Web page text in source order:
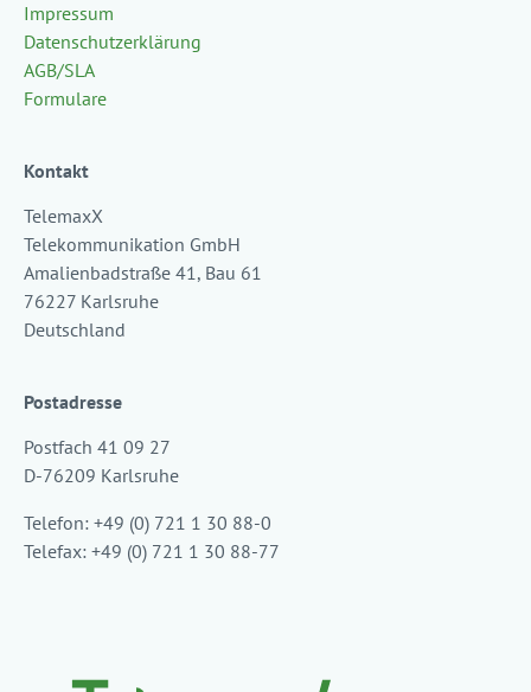
Impressum
Datenschutzerklärung
AGB/SLA
Formulare
Kontakt
TelemaxX
Telekommunikation GmbH
Amalienbadstraße 41, Bau 61
76227 Karlsruhe
Deutschland
Postadresse
Postfach 41 09 27
D-76209 Karlsruhe
Telefon: +49 (0) 721 1 30 88-0
Telefax: +49 (0) 721 1 30 88-77